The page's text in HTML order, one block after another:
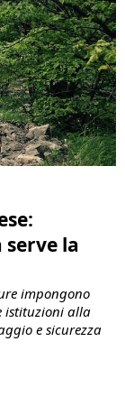
la
impongono
istituzioni alla
e sicurezza